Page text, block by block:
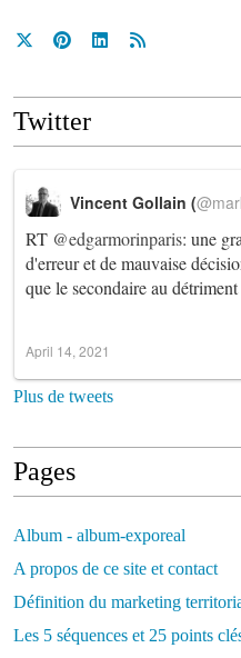
Twitter
RT @edgarmorinparis: une
d'erreur et de mauvaise
que le secondaire au
Vincent Gollain (
April 14, 2021
Plus de tweets
Pages
Album - album-exporeal
A propos de ce site et contact
Définition du marketing
Les 5 séquences et 25 points